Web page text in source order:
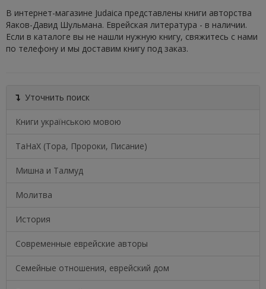
В интернет-магазине Judaica представлены книги авторства
Яаков-Давид Шульмана. Еврейская литература - в наличии.
Если в каталоге вы не нашли нужную книгу, свяжитесь с нами
по телефону и мы доставим книгу под заказ.
Уточнить поиск
Книги українською мовою
ТаНаХ (Тора, Пророки, Писание)
Мишна и Талмуд
Молитва
История
Современные еврейские авторы
Семейные отношения, еврейский дом